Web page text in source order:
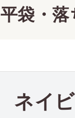
袋・
ネイ